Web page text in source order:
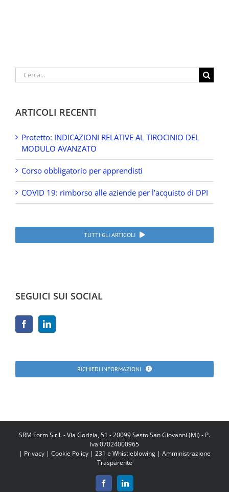
Cerca
per:
ARTICOLI RECENTI
Protetto: INDICAZIONI RELATIVE AL TIROCINIO DEL
MODULO AVANZATO
Corso obbligatorio per apprendisti
COVID 19: rimborso alle aziende per l’acquisto di DPI
TUTTI GLI ARTICOLI
SEGUICI SUI SOCIAL
RICHIEDI INFORMAZIONI
SRM Form S.r.l. - Via Gorizia, 51 - 20099 Sesto San Giovanni (MI) - P.
iva 07024000965
| Privacy| Cookie Policy| 231 e Whistleblowing| Amministrazione
Trasparente
FacebookLinkedIn